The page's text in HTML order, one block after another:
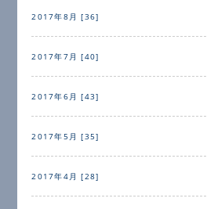
2017年8月 [36]
2017年7月 [40]
2017年6月 [43]
2017年5月 [35]
2017年4月 [28]